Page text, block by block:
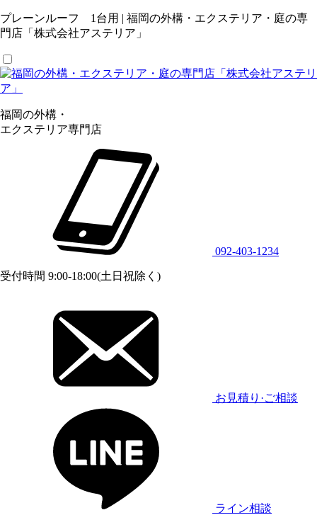
プレーンルーフ 1台用 | 福岡の外構・エクステリア・庭の専
門店「株式会社アステリア」
福岡の外構・
エクステリア専門店
092-403-1234
受付時間 9:00-18:00(土日祝除く)
お見積り·ご相談
ライン相談